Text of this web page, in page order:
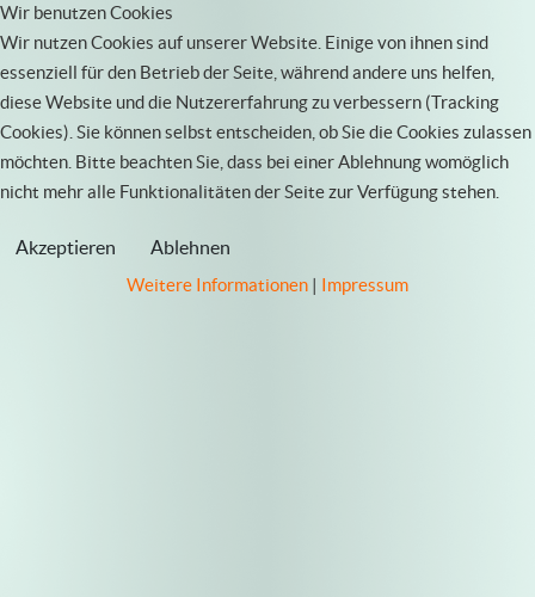
Wir benutzen Cookies
Wir nutzen Cookies auf unserer Website. Einige von ihnen sind
essenziell für den Betrieb der Seite, während andere uns helfen,
diese Website und die Nutzererfahrung zu verbessern (Tracking
Cookies). Sie können selbst entscheiden, ob Sie die Cookies zulassen
möchten. Bitte beachten Sie, dass bei einer Ablehnung womöglich
nicht mehr alle Funktionalitäten der Seite zur Verfügung stehen.
Akzeptieren Ablehnen
Weitere Informationen | Impressum